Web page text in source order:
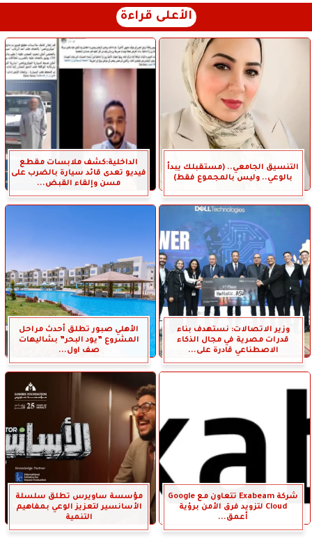
الأعلى قراءة
التنسيق الجامعي.. (مستقبلك يبدأ
بالوعي.. وليس بالمجموع فقط)
الداخلية:كشف ملابسات مقطع
فيديو تعدى قائد سيارة بالضرب على
مسن وإلقاء القبض...
وزير الاتصالات: نستهدف بناء
قدرات مصرية في مجال الذكاء
الاصطناعي قادرة على...
الأهلي صبور تطلق أحدث مراحل
المشروع ”يود البحر” بشاليهات
صف اول...
شركة Exabeam تتعاون مع Google
Cloud لتزويد فرق الأمن برؤية
أعمق...
مؤسسة ساويرس تطلق سلسلة
الأسانسير لتعزيز الوعي بمفاهيم
التنمية